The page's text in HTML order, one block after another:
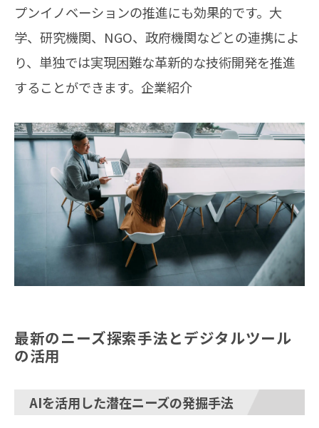
プンイノベーションの推進にも効果的です。大
学、研究機関、NGO、政府機関などとの連携によ
り、単独では実現困難な革新的な技術開発を推進
することができます。企業紹介
最新のニーズ探索手法とデジタルツール
の活用
AIを活用した潜在ニーズの発掘手法